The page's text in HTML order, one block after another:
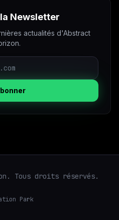
Newsletter
actualités d'Abstract
Tous droits réservés.
Park